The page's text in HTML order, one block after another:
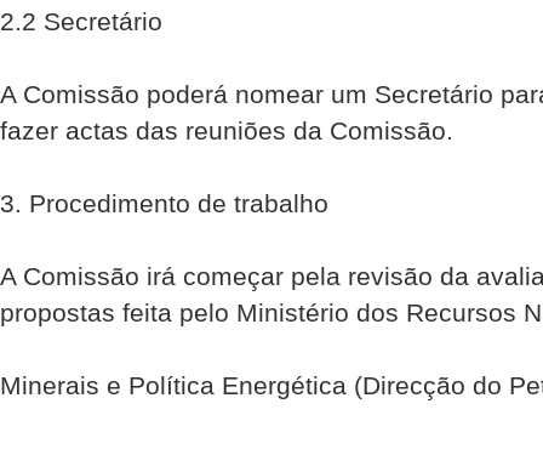
2.2 Secretário
A Comissão poderá nomear um Secretário
fazer actas das reuniões da Comissão.
3. Procedimento de trabalho
A Comissão irá começar pela revisão da
propostas feita pelo Ministério dos Recursos
Minerais e Política Energética (Direcção do